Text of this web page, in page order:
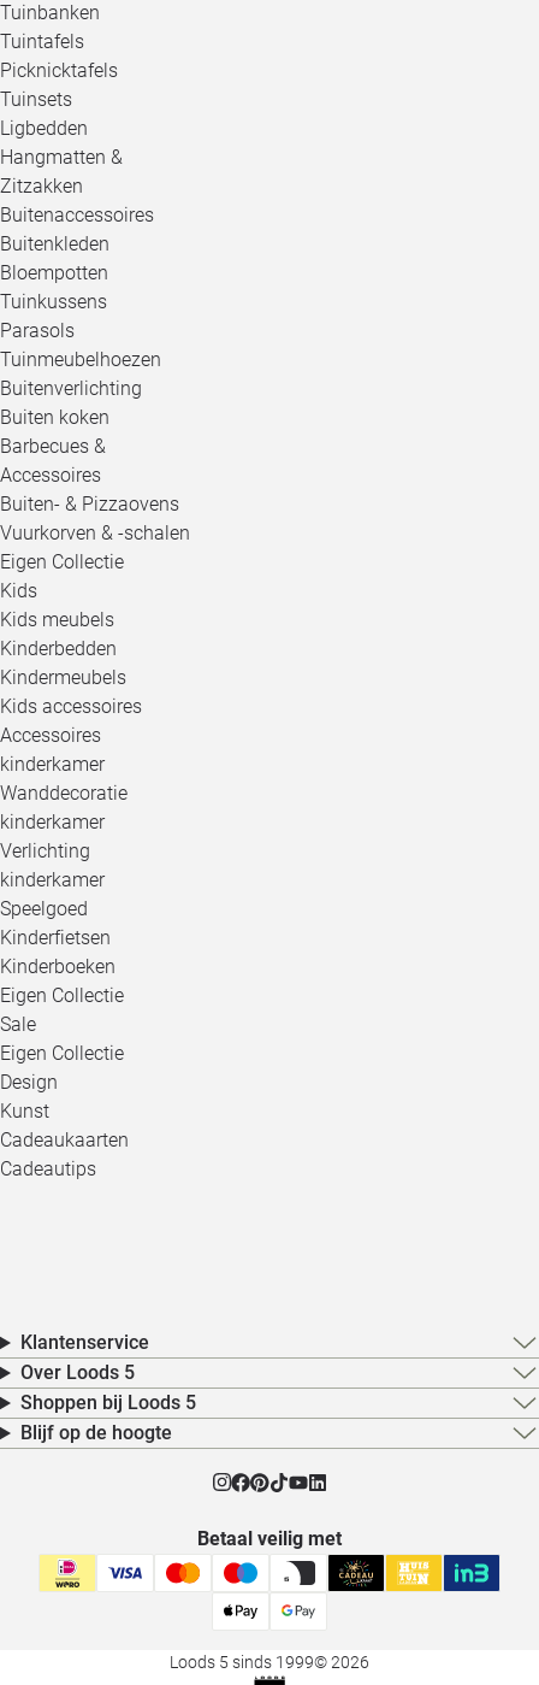
Tuinbanken
Tuintafels
Picknicktafels
Tuinsets
Ligbedden
Hangmatten &
Zitzakken
Buitenaccessoires
Buitenkleden
Bloempotten
Tuinkussens
Parasols
Tuinmeubelhoezen
Buitenverlichting
Buiten koken
Barbecues &
Accessoires
Buiten- & Pizzaovens
Vuurkorven & -schalen
Eigen Collectie
Kids
Kids meubels
Kinderbedden
Kindermeubels
Kids accessoires
Accessoires
kinderkamer
Wanddecoratie
kinderkamer
Verlichting
kinderkamer
Speelgoed
Kinderfietsen
Kinderboeken
Eigen Collectie
Sale
Eigen Collectie
Design
Kunst
Cadeaukaarten
Cadeautips
Klantenservice
Over Loods 5
Shoppen bij Loods 5
Blijf op de hoogte
Betaal veilig met
Loods 5 sinds 1999© 2026